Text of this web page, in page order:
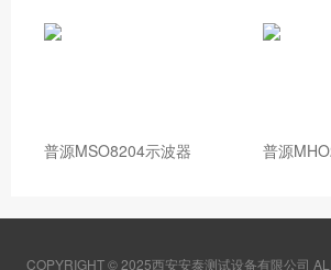
普源MSO8204示波器
COPYRIGHT © 2025西安安泰测试设备有限公司